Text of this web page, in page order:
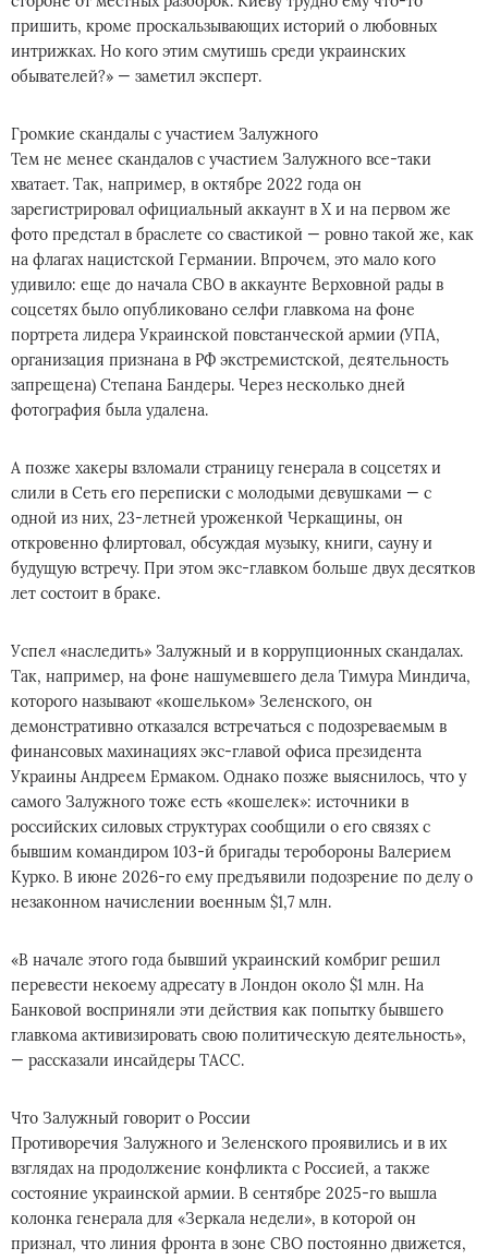
пришить, кроме проскальзывающих историй о любовных
интрижках. Но кого этим смутишь среди украинских
обывателей?» — заметил эксперт.
Громкие скандалы с участием Залужного
Тем не менее скандалов с участием Залужного все-таки
хватает. Так, например, в октябре 2022 года он
зарегистрировал официальный аккаунт в Х и на первом же
фото предстал в браслете со свастикой — ровно такой же, как
на флагах нацистской Германии. Впрочем, это мало кого
удивило: еще до начала СВО в аккаунте Верховной рады в
соцсетях было опубликовано селфи главкома на фоне
портрета лидера Украинской повстанческой армии (УПА,
организация признана в РФ экстремистской, деятельность
запрещена) Степана Бандеры. Через несколько дней
фотография была удалена.
А позже хакеры взломали страницу генерала в соцсетях и
слили в Сеть его переписки с молодыми девушками — с
одной из них, 23-летней уроженкой Черкащины, он
откровенно флиртовал, обсуждая музыку, книги, сауну и
будущую встречу. При этом экс-главком больше двух десятков
лет состоит в браке.
Успел «наследить» Залужный и в коррупционных скандалах.
Так, например, на фоне нашумевшего дела Тимура Миндича,
которого называют «кошельком» Зеленского, он
демонстративно отказался встречаться с подозреваемым в
финансовых махинациях экс-главой офиса президента
Украины Андреем Ермаком. Однако позже выяснилось, что у
самого Залужного тоже есть «кошелек»: источники в
российских силовых структурах сообщили о его связях с
бывшим командиром 103-й бригады теробороны Валерием
Курко. В июне 2026-го ему предъявили подозрение по делу о
незаконном начислении военным $1,7 млн.
«В начале этого года бывший украинский комбриг решил
перевести некоему адресату в Лондон около $1 млн. На
Банковой восприняли эти действия как попытку бывшего
главкома активизировать свою политическую деятельность»,
— рассказали инсайдеры ТАСС.
Что Залужный говорит о России
Противоречия Залужного и Зеленского проявились и в их
взглядах на продолжение конфликта с Россией, а также
состояние украинской армии. В сентябре 2025-го вышла
колонка генерала для «Зеркала недели», в которой он
признал, что линия фронта в зоне СВО постоянно движется,